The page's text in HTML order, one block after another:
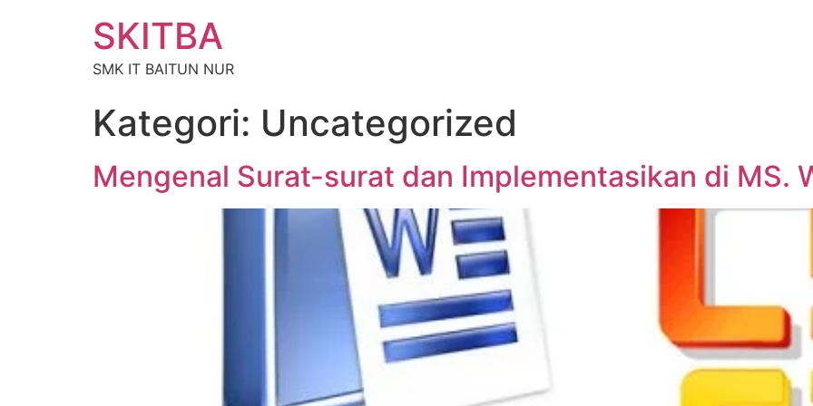
SKITBA
SMK IT BAITUN NUR
Kategori: Uncategorized
Mengenal Surat-surat dan Implementasikan di MS.